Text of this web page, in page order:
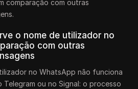
comparação com outras
o nome de utilizador no
com outras
no WhatsApp não funciona
Telegram ou no Signal: o processo